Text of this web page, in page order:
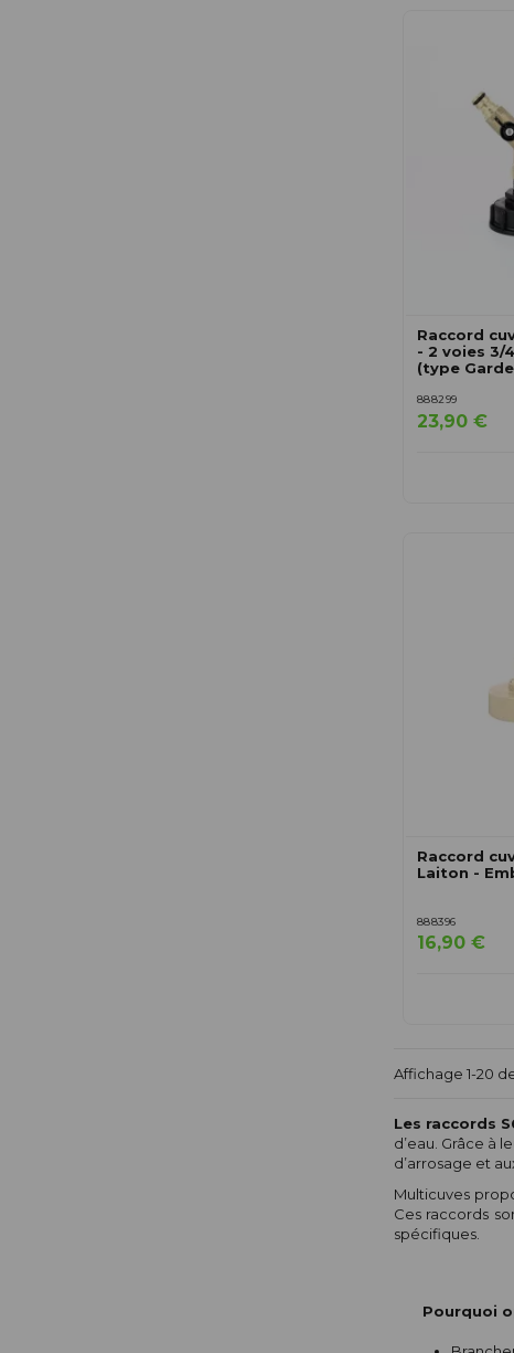
Raccord
- 2 voies 3/
(type
888299
23,90 €
Raccord
Laiton -
888396
16,90 €
Affichage 1-20
Les raccords
d’eau. Grâce à
d’arrosage et
Multicuves
Ces raccords
spécifiques.
Pourquoi